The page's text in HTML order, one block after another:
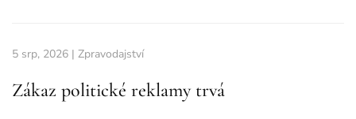
5 srp, 2026 | Zpravodajství
Zákaz politické reklamy trvá